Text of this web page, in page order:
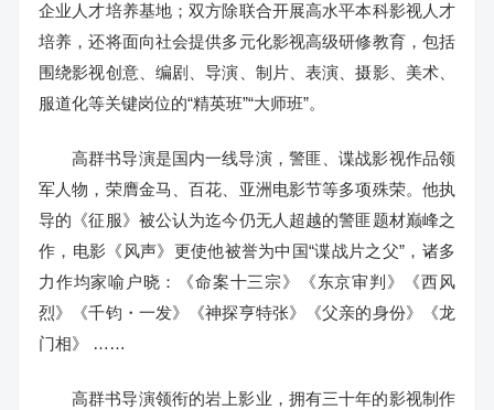
企业人才培养基地；双方除联合开展高水平本科影视人才
培养，还将面向社会提供多元化影视高级研修教育，包括
围绕影视创意、编剧、导演、制片、表演、摄影、美术、
服道化等关键岗位的“精英班”“大师班”。
高群书导演是国内一线导演，警匪、谍战影视作品领
军人物，荣膺金马、百花、亚洲电影节等多项殊荣。他执
导的《征服》被公认为迄今仍无人超越的警匪题材巅峰之
作，电影《风声》更使他被誉为中国“谍战片之父”，诸多
力作均家喻户晓：《命案十三宗》《东京审判》《西风
烈》《千钧・一发》《神探亨特张》《父亲的身份》《龙
门相》 ……
高群书导演领衔的岩上影业，拥有三十年的影视制作